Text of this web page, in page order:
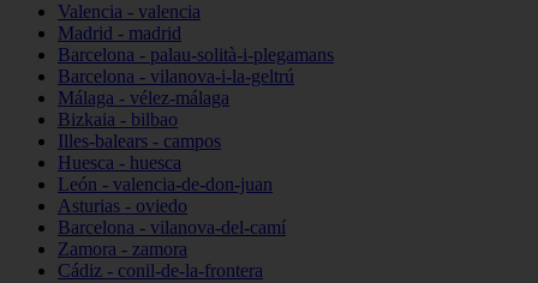
Valencia - valencia
Madrid - madrid
Barcelona - palau-solità-i-plegamans
Barcelona - vilanova-i-la-geltrú
Málaga - vélez-málaga
Bizkaia - bilbao
Illes-balears - campos
Huesca - huesca
León - valencia-de-don-juan
Asturias - oviedo
Barcelona - vilanova-del-camí
Zamora - zamora
Cádiz - conil-de-la-frontera